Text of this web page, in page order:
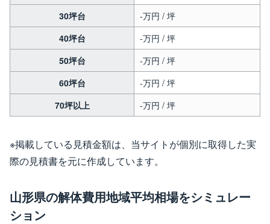
30坪台
-万円 / 坪
40坪台
-万円 / 坪
50坪台
-万円 / 坪
60坪台
-万円 / 坪
70坪以上
-万円 / 坪
※掲載している見積金額は、当サイトが個別に取得した実
際の見積書を元に作成しています。
山形県の解体費用地域平均相場をシミュレー
ション